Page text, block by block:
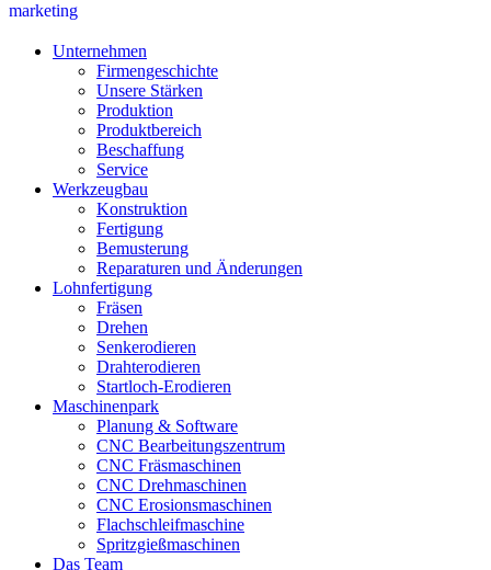
marketing
Unternehmen
Firmengeschichte
Unsere Stärken
Produktion
Produktbereich
Beschaffung
Service
Werkzeugbau
Konstruktion
Fertigung
Bemusterung
Reparaturen und Änderungen
Lohnfertigung
Fräsen
Drehen
Senkerodieren
Drahterodieren
Startloch-Erodieren
Maschinenpark
Planung & Software
CNC Bearbeitungszentrum
CNC Fräsmaschinen
CNC Drehmaschinen
CNC Erosionsmaschinen
Flachschleifmaschine
Spritzgießmaschinen
Das Team